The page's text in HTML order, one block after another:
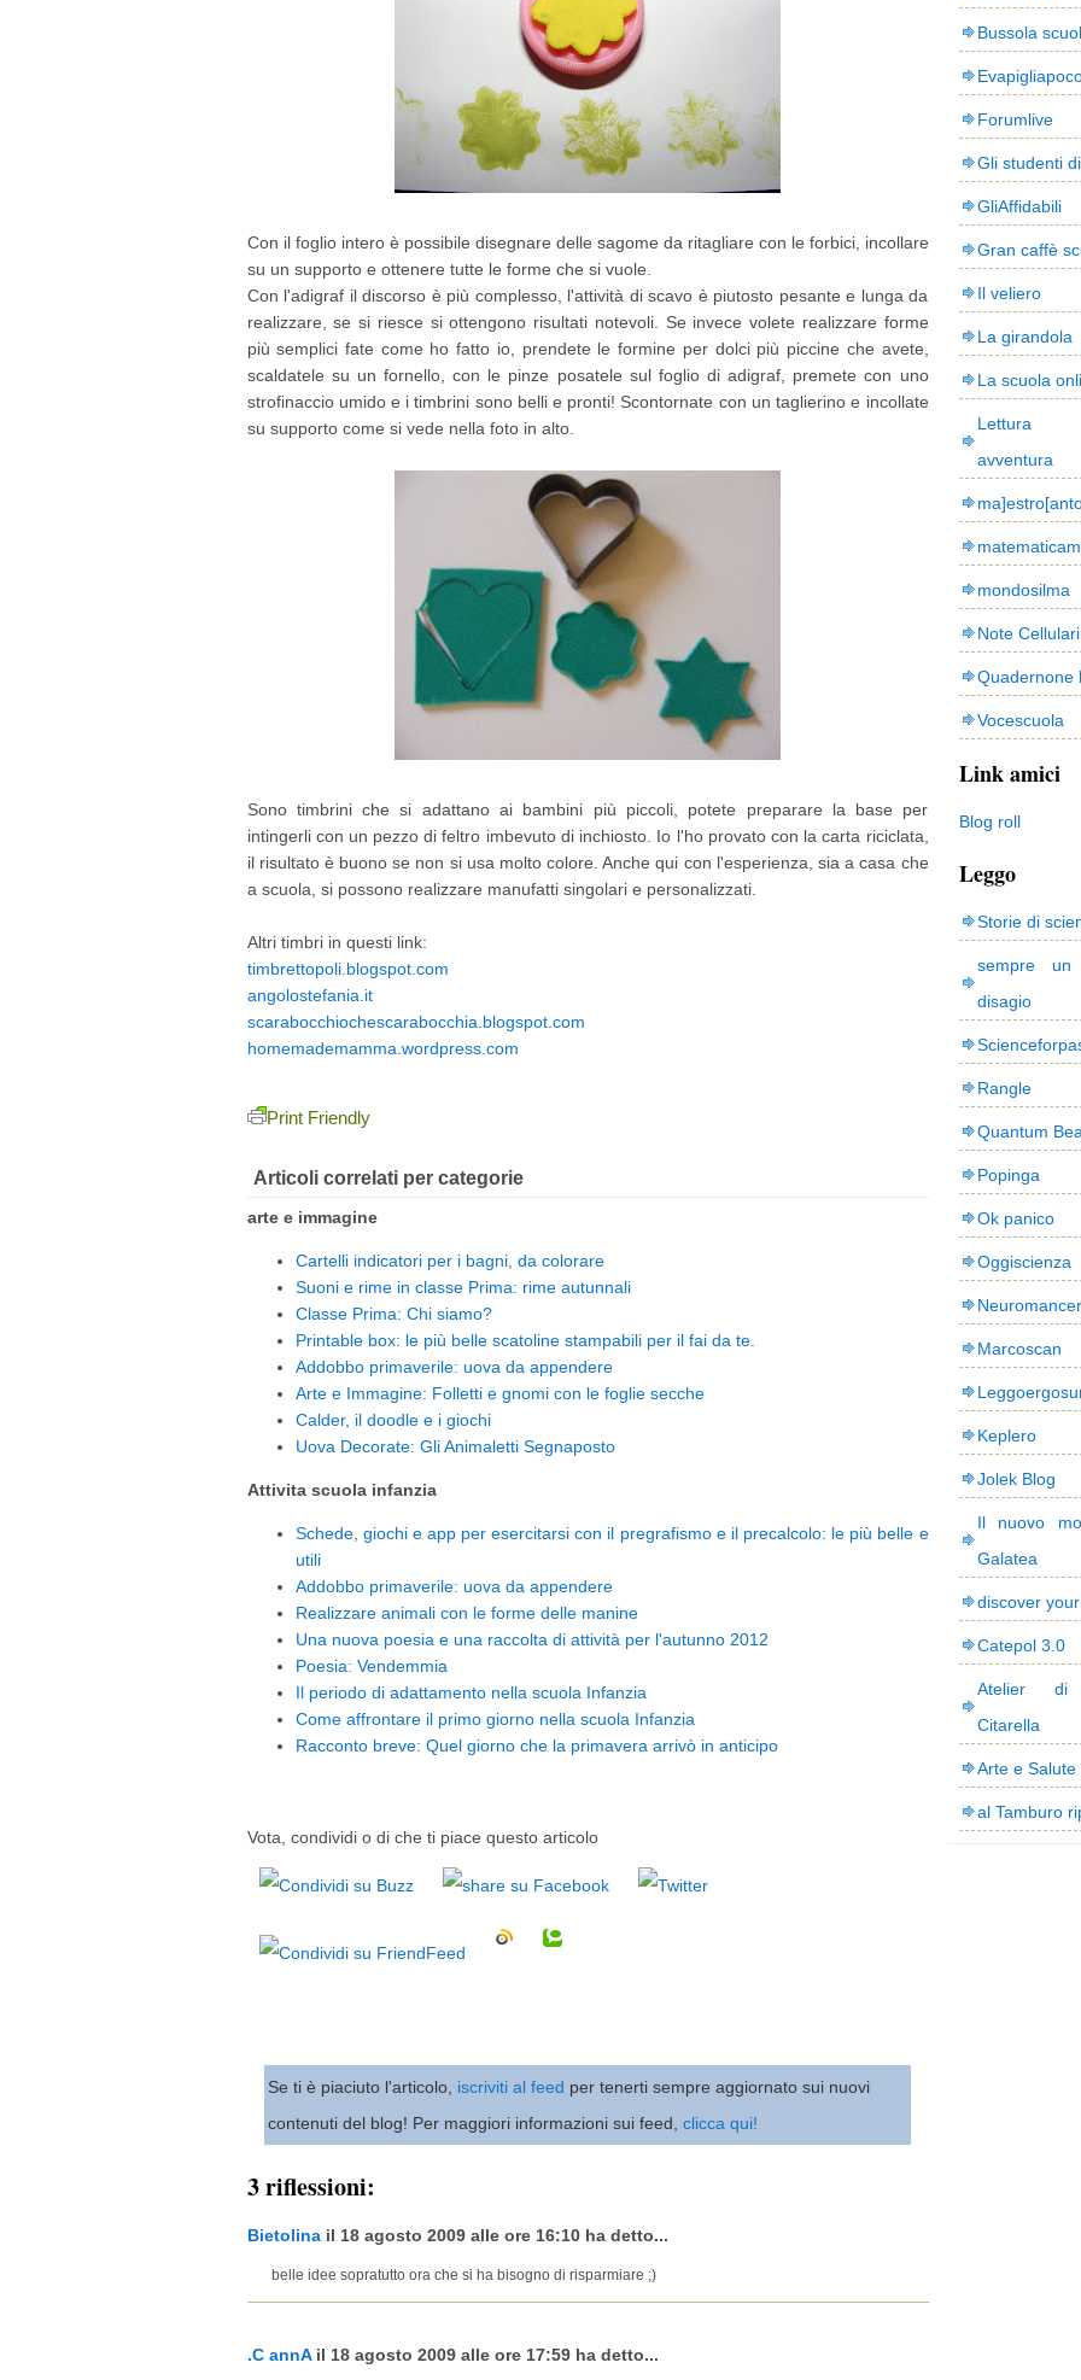
Con il foglio intero è possibile disegnare delle sagome da ritagliare con le forbici, incollare
su un supporto e ottenere tutte le forme che si vuole.
Con l'adigraf il discorso è più complesso, l'attività di scavo è piutosto pesante e lunga da
realizzare, se si riesce si ottengono risultati notevoli. Se invece volete realizzare forme
più semplici fate come ho fatto io, prendete le formine per dolci più piccine che avete,
scaldatele su un fornello, con le pinze posatele sul foglio di adigraf, premete con uno
strofinaccio umido e i timbrini sono belli e pronti! Scontornate con un taglierino e incollate
su supporto come si vede nella foto in alto.
Sono timbrini che si adattano ai bambini più piccoli, potete preparare la base per
intingerli con un pezzo di feltro imbevuto di inchiosto. Io l'ho provato con la carta riciclata,
il risultato è buono se non si usa molto colore. Anche qui con l'esperienza, sia a casa che
a scuola, si possono realizzare manufatti singolari e personalizzati.
Altri timbri in questi link:
timbrettopoli.blogspot.com
angolostefania.it
scarabocchiochescarabocchia.blogspot.com
homemademamma.wordpress.com
Print Friendly
Articoli correlati per categorie
arte e immagine
Cartelli indicatori per i bagni, da colorare
Suoni e rime in classe Prima: rime autunnali
Classe Prima: Chi siamo?
Printable box: le più belle scatoline stampabili per il fai da te.
Addobbo primaverile: uova da appendere
Arte e Immagine: Folletti e gnomi con le foglie secche
Calder, il doodle e i giochi
Uova Decorate: Gli Animaletti Segnaposto
Attivita scuola infanzia
Schede, giochi e app per esercitarsi con il pregrafismo e il precalcolo: le più belle e
utili
Addobbo primaverile: uova da appendere
Realizzare animali con le forme delle manine
Una nuova poesia e una raccolta di attività per l'autunno 2012
Poesia: Vendemmia
Il periodo di adattamento nella scuola Infanzia
Come affrontare il primo giorno nella scuola Infanzia
Racconto breve: Quel giorno che la primavera arrivò in anticipo
Vota, condividi o di che ti piace questo articolo
Se ti è piaciuto l'articolo, iscriviti al feed per tenerti sempre aggiornato sui nuovi
contenuti del blog! Per maggiori informazioni sui feed, clicca qui!
3 riflessioni:
Bietolinail 18 agosto 2009 alle ore 16:10 ha detto...
belle idee sopratutto ora che si ha bisogno di risparmiare ;)
.C annAil 18 agosto 2009 alle ore 17:59 ha detto...
Bussola
Forumlive
Gli studenti
GliAffidabili
Gran caffè
Il veliero
La girandola
La scuola
avventura
mondosilma
Note Cellulari
Quadernone
Vocescuola
Link amici
Blog roll
Leggo
Storie di
sempre
disagio
Rangle
Quantum
Popinga
Ok panico
Oggiscienza
Neuromancer
Marcoscan
Keplero
Jolek Blog
Il nuovo
Galatea
discover
Catepol 3.0
Atelier di
Citarella
Arte e Salute
al Tamburo